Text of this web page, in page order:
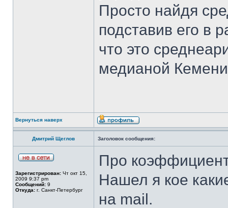
Просто найдя
подставив его в
что это
медианой
Вернуться наверх
Дмитрий Щеглов Заголовок сообщения:
Зарегистрирован: Чт окт 15,
2009 9:37 pm
Сообщений: 9
Откуда: г. Санкт-Петербург
Про
Нашел я кое
на mail.